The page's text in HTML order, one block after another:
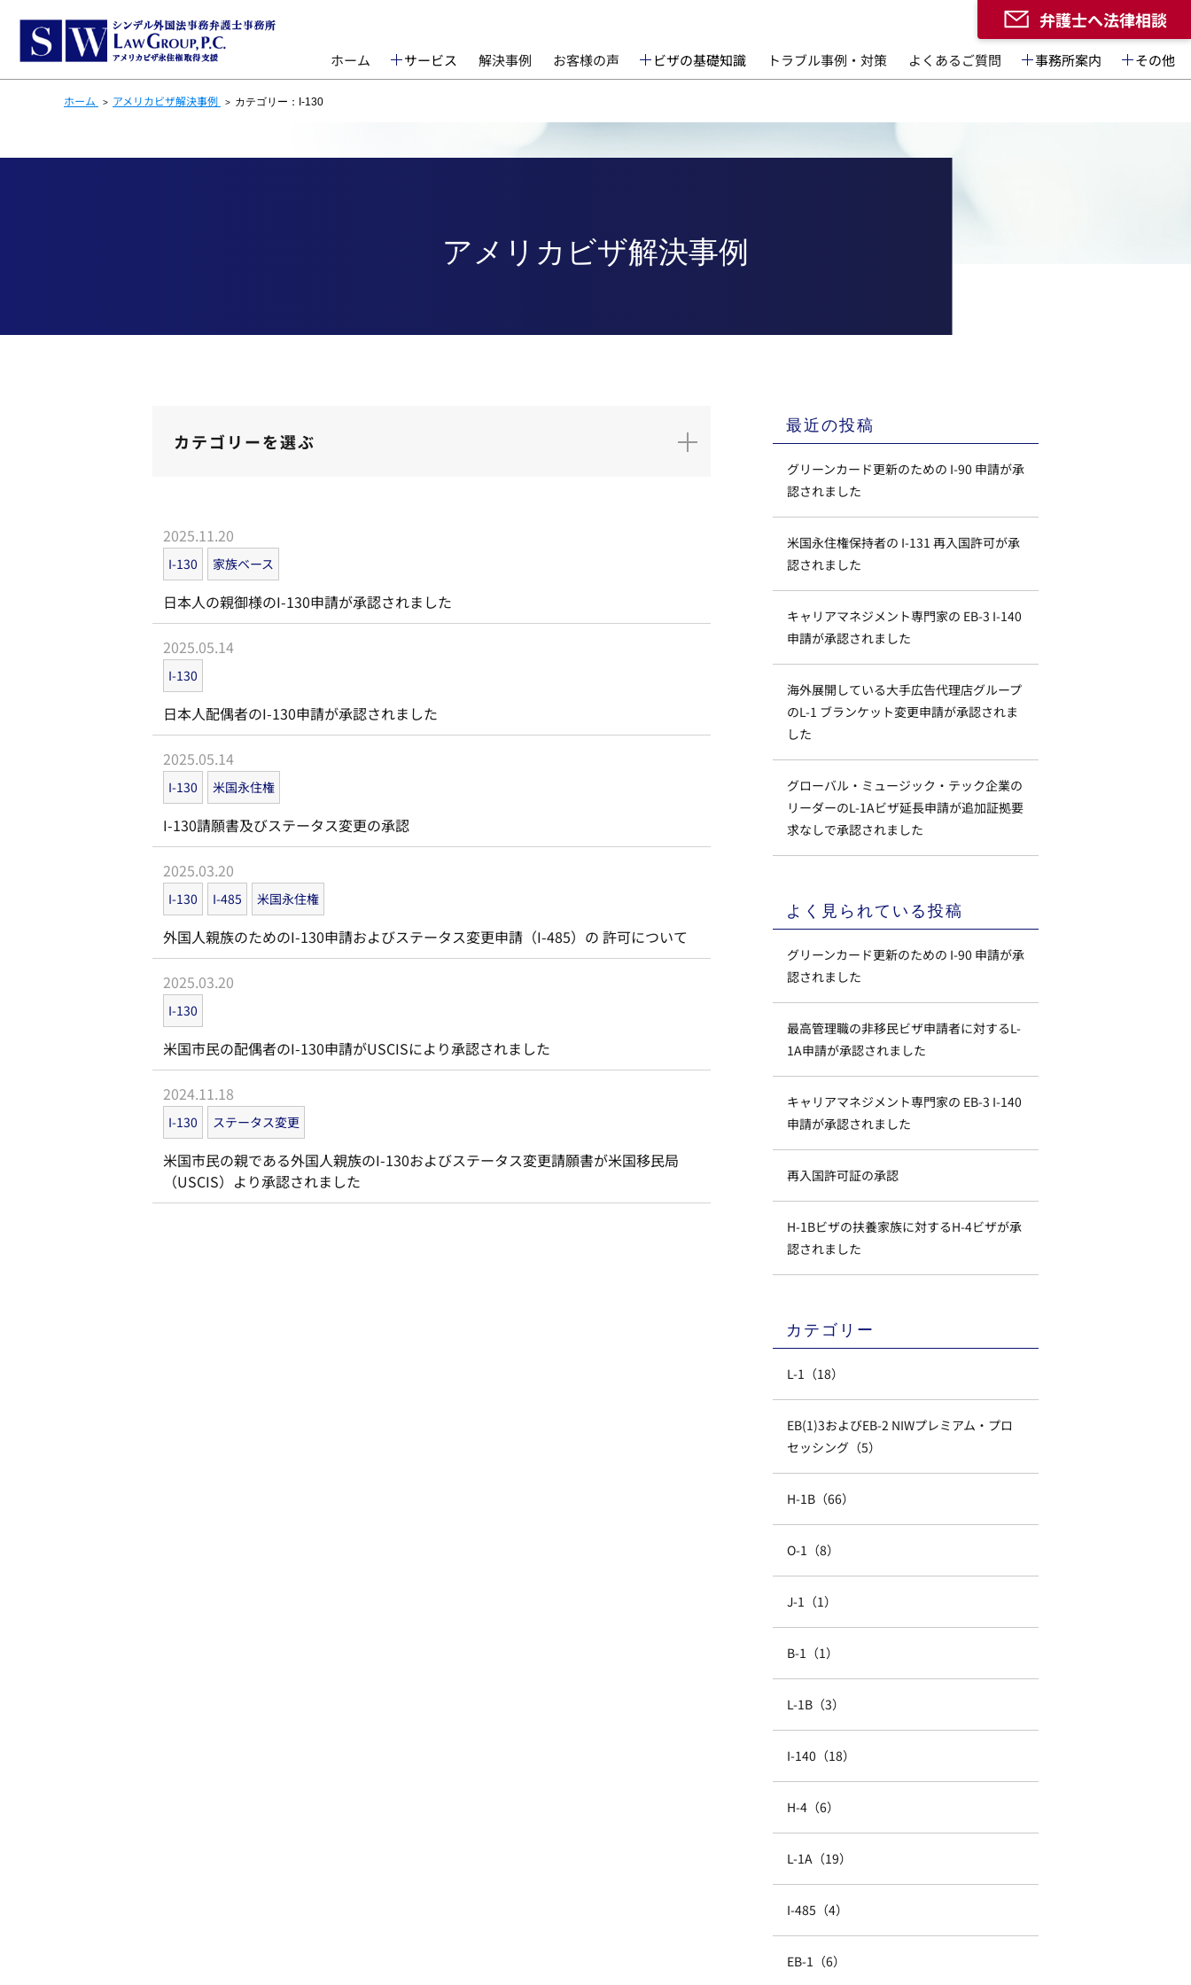
弁護士へ法律相談
ホーム サービス 解決事例 お客様の声 ビザの基礎知識 トラブル事例・対策 よくあるご質問 事務所案内 その他
ホーム アメリカビザ解決事例 カテゴリー：I-130
アメリカビザ解決事例
カテゴリーを選ぶ
2025.11.20
I-130 家族ベース
日本人の親御様のI-130申請が承認されました
2025.05.14
I-130
日本人配偶者のI-130申請が承認されました
2025.05.14
I-130 米国永住権
I-130請願書及びステータス変更の承認
2025.03.20
I-130 I-485 米国永住権
外国人親族のためのI-130申請およびステータス変更申請（I-485）の 許可について
2025.03.20
I-130
米国市民の配偶者のI-130申請がUSCISにより承認されました
2024.11.18
I-130 ステータス変更
米国市民の親である外国人親族のI-130およびステータス変更請願書が米国移民局
（USCIS）より承認されました
最近の投稿
グリーンカード更新のための I-90 申請が承
認されました
米国永住権保持者の I-131 再入国許可が承
認されました
キャリアマネジメント専門家の EB-3 I-140
申請が承認されました
海外展開している大手広告代理店グループ
のL-1 ブランケット変更申請が承認されま
した
グローバル・ミュージック・テック企業の
リーダーのL-1Aビザ延長申請が追加証拠要
求なしで承認されました
よく見られている投稿
グリーンカード更新のための I-90 申請が承
認されました
最高管理職の非移民ビザ申請者に対するL-
1A申請が承認されました
キャリアマネジメント専門家の EB-3 I-140
申請が承認されました
再入国許可証の承認
H-1Bビザの扶養家族に対するH-4ビザが承
認されました
カテゴリー
L-1（18）
EB(1)3およびEB-2 NIWプレミアム・プロ
セッシング（5）
H-1B（66）
O-1（8）
J-1（1）
B-1（1）
L-1B（3）
I-140（18）
H-4（6）
L-1A（19）
I-485（4）
EB-1（6）